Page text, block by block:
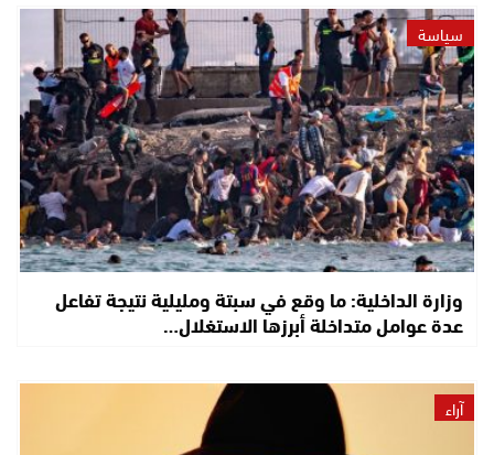
سياسة
وزارة الداخلية: ما وقع في سبتة ومليلية نتيجة تفاعل
عدة عوامل متداخلة أبرزها الاستغلال…
آراء